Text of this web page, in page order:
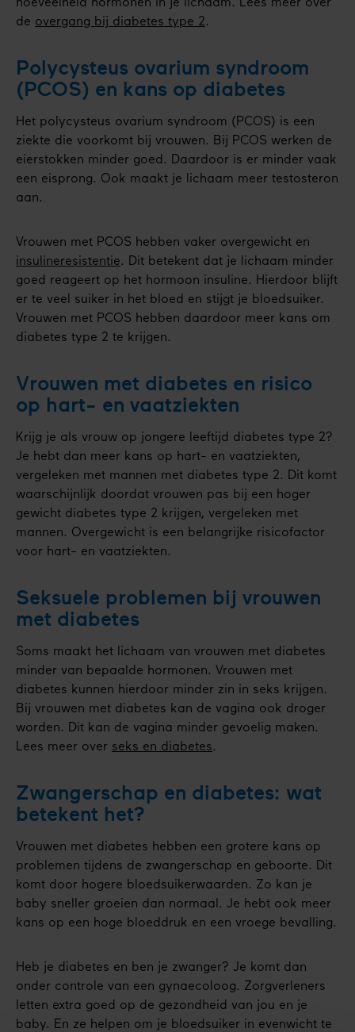
hoeveelheid hormonen in je lichaam. Lees meer over
de overgang bij diabetes type 2.
Polycysteus ovarium syndroom
(PCOS) en kans op diabetes
Het polycysteus ovarium syndroom (PCOS) is een
ziekte die voorkomt bij vrouwen. Bij PCOS werken de
eierstokken minder goed. Daardoor is er minder vaak
een eisprong. Ook maakt je lichaam meer testosteron
aan.
Vrouwen met PCOS hebben vaker overgewicht en
insulineresistentie. Dit betekent dat je lichaam minder
goed reageert op het hormoon insuline. Hierdoor blijft
er te veel suiker in het bloed en stijgt je bloedsuiker.
Vrouwen met PCOS hebben daardoor meer kans om
diabetes type 2 te krijgen.
Vrouwen met diabetes en risico
op hart- en vaatziekten
Krijg je als vrouw op jongere leeftijd diabetes type 2?
Je hebt dan meer kans op hart- en vaatziekten,
vergeleken met mannen met diabetes type 2. Dit komt
waarschijnlijk doordat vrouwen pas bij een hoger
gewicht diabetes type 2 krijgen, vergeleken met
mannen. Overgewicht is een belangrijke risicofactor
voor hart- en vaatziekten.
Seksuele problemen bij vrouwen
met diabetes
Soms maakt het lichaam van vrouwen met diabetes
minder van bepaalde hormonen. Vrouwen met
diabetes kunnen hierdoor minder zin in seks krijgen.
Bij vrouwen met diabetes kan de vagina ook droger
worden. Dit kan de vagina minder gevoelig maken.
Lees meer over seks en diabetes.
Zwangerschap en diabetes: wat
betekent het?
Vrouwen met diabetes hebben een grotere kans op
problemen tijdens de zwangerschap en geboorte. Dit
komt door hogere bloedsuikerwaarden. Zo kan je
baby sneller groeien dan normaal. Je hebt ook meer
kans op een hoge bloeddruk en een vroege bevalling.
Heb je diabetes en ben je zwanger? Je komt dan
onder controle van een gynaecoloog. Zorgverleners
letten extra goed op de gezondheid van jou en je
baby. En ze helpen om je bloedsuiker in evenwicht te